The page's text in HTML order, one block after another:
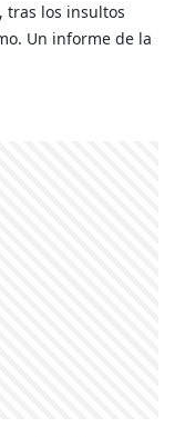
tras los insultos
Un informe de la